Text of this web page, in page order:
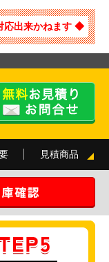
応出来かねます ◆
見積商品